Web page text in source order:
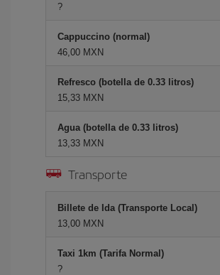
?
Cappuccino (normal)
46,00 MXN
Refresco (botella de 0.33 litros)
15,33 MXN
Agua (botella de 0.33 litros)
13,33 MXN
Transporte
Billete de Ida (Transporte Local)
13,00 MXN
Taxi 1km (Tarifa Normal)
?